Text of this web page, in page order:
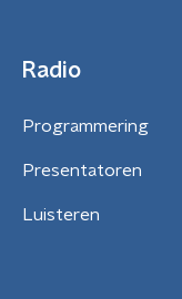
Radio
Programmering
Presentatoren
Luisteren